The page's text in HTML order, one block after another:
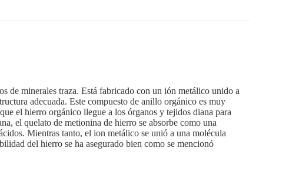
de minerales traza. Está fabricado con un ión metálico unido a
adecuada. Este compuesto de anillo orgánico es muy
el hierro orgánico llegue a los órganos y tejidos diana para
el quelato de metionina de hierro se absorbe como una
Mientras tanto, el ion metálico se unió a una molécula
del hierro se ha asegurado bien como se mencionó